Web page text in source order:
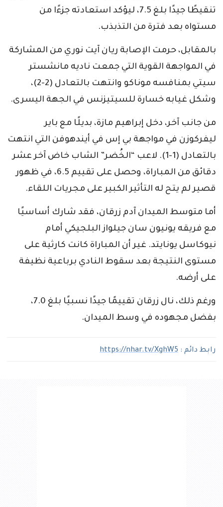
تنقيطًا جيدًا بلغ 7.5، ليؤكد استعادته جزءًا من
مستواه بعد فترة من التذبذب.
بالمقابل، حرمت الإصابة ريان آيت نوري من المشاركة
في المواجهة القوية التي جمعت ناديه مانشستر
سيتي بمنافسه موناكو وانتهت بالتعادل (2-2)،
وشكل غيابه خسارة للسيتيزنس في الجهة اليسرى.
من جانب آخر، دخل إبراهيم مازة، بديلًا مع باير
ليفركوزن في مواجهة بي إس في أيندهوفن التي انتهت
بالتعادل (1-1). لاعب “الخُضر” الشاب خاض آخر عشر
دقائق من المباراة، وحصل على تقييم 6.5، في ظهور
قصير لم يتح له التأثير الكبير على مجريات اللقاء.
أما متوسط الميدان آدم زرقان، فقد شارك أساسيًا
مع فريقه يونيون سان جيلواز البلجيكي أمام
نيوكاسل يونايتد. غير أن المباراة كانت كارثية على
مستوى النتيجة بعد سقوط النادي برباعية نظيفة
على أرضه.
ورغم ذلك، نال زرقان تقييمًا جيدًا نسبيًا بلغ 7.0،
بفضل مجهوده في وسط الميدان.
رابط دائم : https://nhar.tv/XghW5